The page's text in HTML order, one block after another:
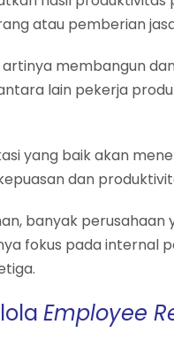
atau pemberian
artinya membangun
lain pekerja
yang baik akan
dan
banyak perusahaan
fokus pada internal
Employee